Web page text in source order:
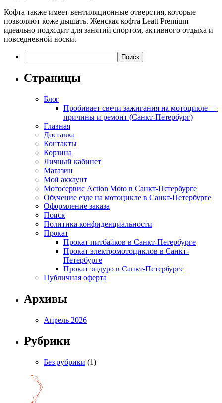
Кофта также имеет вентиляционные отверстия, которые
позволяют коже дышать. Женская кофта Leatt Premium
идеально подходит для занятий спортом, активного отдыха и
повседневной носки.
Страницы
Блог
Пробивает свечи зажигания на мотоцикле —
причины и ремонт (Санкт-Петербург)
Главная
Доставка
Контакты
Корзина
Личный кабинет
Магазин
Мой аккаунт
Мотосервис Action Moto в Санкт-Петербурге
Обучение езде на мотоцикле в Санкт-Петербурге
Оформление заказа
Поиск
Политика конфиденциальности
Прокат
Прокат питбайков в Санкт-Петербурге
Прокат электромотоциклов в Санкт-
Петербурге
Прокат эндуро в Санкт-Петербурге
Публичная оферта
Архивы
Апрель 2026
Рубрики
Без рубрики (1)